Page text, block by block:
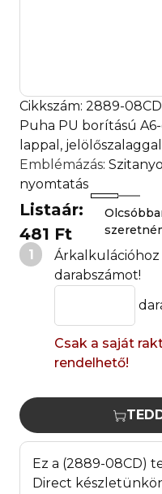
Cikkszám: 2889-08CD
Puha PU borítású
lappal,
Emblémázás:
nyomtatás
Listaár:
481 Ft
1
darabszámot!
Csak a saját
rendelhető!
Ez a (2889-08CD)
Direct